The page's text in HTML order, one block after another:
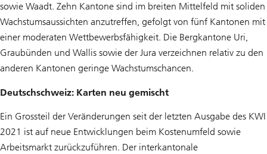
sowie Waadt. Zehn Kantone sind im breiten Mittelfeld mit soliden
Wachstumsaussichten anzutreffen, gefolgt von fünf Kantonen mit
einer moderaten Wettbewerbsfähigkeit. Die Bergkantone Uri,
Graubünden und Wallis sowie der Jura verzeichnen relativ zu den
anderen Kantonen geringe Wachstumschancen.
Deutschschweiz: Karten neu gemischt
Ein Grossteil der Veränderungen seit der letzten Ausgabe des KWI
2021 ist auf neue Entwicklungen beim Kostenumfeld sowie
Arbeitsmarkt zurückzuführen. Der interkantonale